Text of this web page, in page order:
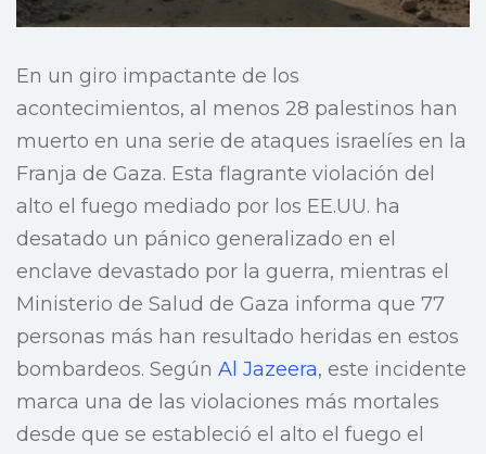
En un giro impactante de los
acontecimientos, al menos 28 palestinos han
muerto en una serie de ataques israelíes en la
Franja de Gaza. Esta flagrante violación del
alto el fuego mediado por los EE.UU. ha
desatado un pánico generalizado en el
enclave devastado por la guerra, mientras el
Ministerio de Salud de Gaza informa que 77
personas más han resultado heridas en estos
bombardeos. Según Al Jazeera, este incidente
marca una de las violaciones más mortales
desde que se estableció el alto el fuego el